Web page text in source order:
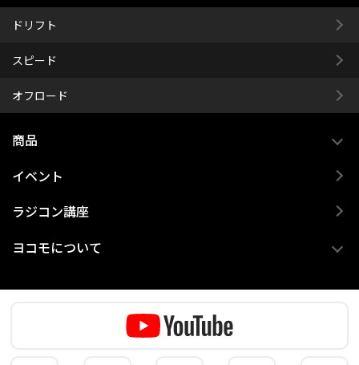
ドリフト
スピード
オフロード
商品
イベント
ラジコン講座
ヨコモについて